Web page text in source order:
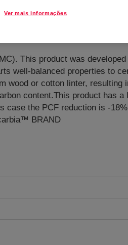
Cellulose Ether
This product was
well-balanced properties to
wood or cotton linter, resulting
content.This product has
the PCF reduction is -
BRAND
Ver mais informações